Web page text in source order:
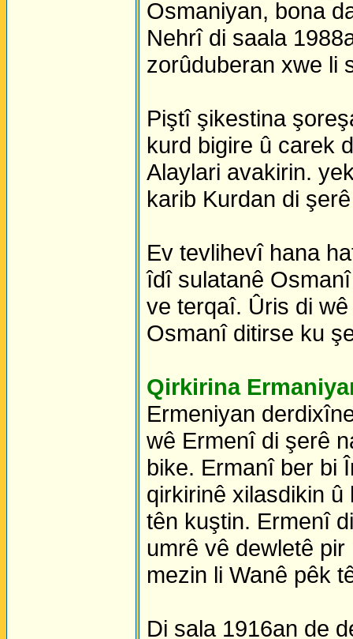
Osmaniyan, bona
Nehrî di saala
zorûduberan xwe li
Piştî şikestina
kurd bigire û carek
Alaylari avakirin.
karib Kurdan di
Ev tevlihevî hana
îdî sulatanê
ve terqaî. Ûris di
Osmanî ditirse ku
Qirkirina
Ermeniyan
wê Ermenî di şerê
bike. Ermanî ber bi
qirkirinê xilasdikin
tên kuştin. Ermenî
umrê vê dewletê
mezin li Wanê pêk
Di sala 1916an de